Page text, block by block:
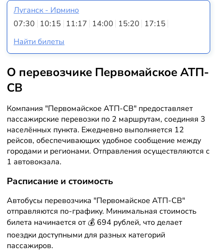
Луганск - Ирмино
07:30 10:15 11:17 14:00 15:20 17:15
Найти билеты
О перевозчике Первомайское АТП-
СВ
Компания "Первомайское АТП-СВ" предоставляет
пассажирские перевозки по 2 маршрутам, соединяя 3
населённых пункта. Ежедневно выполняется 12
рейсов, обеспечивающих удобное сообщение между
городами и регионами. Отправления осуществляются с
1 автовокзала.
Расписание и стоимость
Автобусы перевозчика "Первомайское АТП-СВ"
отправляются по-графику. Минимальная стоимость
билета начинается от 💰 694 рублей, что делает
поездки доступными для разных категорий
пассажиров.